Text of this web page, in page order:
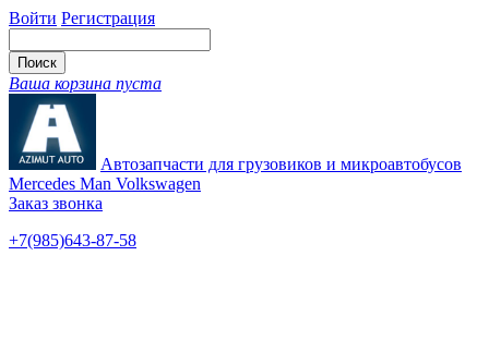
Войти Регистрация
Ваша корзина пуста
Автозапчасти для грузовиков и микроавтобусов
Mercedes Man Volkswagen
Заказ звонка
+7(985)643-87-58